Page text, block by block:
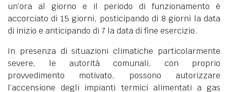
un’ora al giorno e il periodo di funzionamento è
accorciato di 15 giorni, posticipando di 8 giorni la data
di inizio e anticipando di 7 la data di fine esercizio.
In presenza di situazioni climatiche particolarmente
severe, le autorità comunali, con proprio
provvedimento motivato, possono autorizzare
l’accensione degli impianti termici alimentati a gas